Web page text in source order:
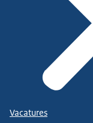
Vacatures